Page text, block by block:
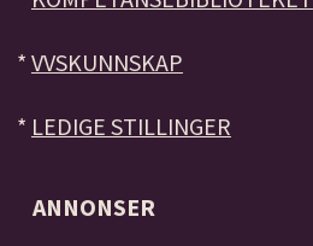
* VVSKUNNSKAP
* LEDIGE STILLINGER
ANNONSER